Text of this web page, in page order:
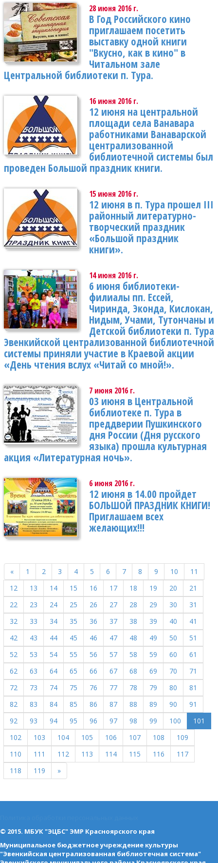
28 июня 2016 г.
В Год Российского кино
приглашаем посетить
выставку одной книги
"Вкусно, как в кино" в
Читальном зале
Центральной библиотеки п. Тура.
16 июня 2016 г.
12 июня на центральной
площади села Ванавара
работниками Ванаварской
централизованной
библиотечной системы был
проведен Большой праздник книги.
15 июня 2016 г.
12 июня в п. Тура прошел III
районный литературно-
творческий праздник
«Большой праздник
книги».
14 июня 2016 г.
6 июня библиотеки-
филиалы пп. Ессей,
Чиринда, Эконда, Кислокан,
Нидым, Учами, Тутончаны и
Детской библиотеки п. Тура
Эвенкийской централизованной библиотечной
системы приняли участие в Краевой акции
«День чтения вслух «Читай со мной!».
7 июня 2016 г.
03 июня в Центральной
библиотеке п. Тура в
преддверии Пушкинского
дня России (Дня русского
языка) прошла культурная
акция «Литературная ночь».
6 июня 2016 г.
12 июня в 14.00 пройдет
БОЛЬШОЙ ПРАЗДНИК КНИГИ!
Приглашаем всех
желающих!!!
« 1 2 3 4 5 6 7 8 9 10
11
12
13 14 15 16 17 18 19 20
21
22
23 24 25 26 27 28 29 30
31
32
33 34 35 36 37 38 39 40
41
42
43 44 45 46 47 48 49 50
51
52
53 54 55 56 57 58 59 60
61
62
63 64 65 66 67 68 69 70
71
72
73 74 75 76 77 78 79 80
81
82
83 84 85 86 87 88 89 90
91
92
93 94 95 96 97 98 99 100
101
102
103 104 105 106 107 108
109
110
111 112 113 114 115 116
117
118
119 »
© 2015. МБУК "ЭЦБС" ЭМР Красноярского края
Муниципальное бюджетное учреждение культуры
"Эвенкийская централизованная библиотечная система"